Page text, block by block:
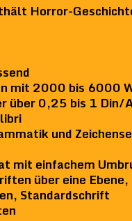
Horror-
mit 2000 bis 6000
über 0,25 bis 1
und
mit einfachem
über eine
Standardschrift